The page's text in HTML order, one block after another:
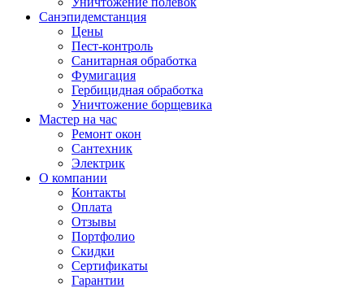
Санэпидемстанция
Цены
Пест-контроль
Санитарная обработка
Фумигация
Гербицидная обработка
Уничтожение борщевика
Мастер на час
Ремонт окон
Сантехник
Электрик
О компании
Контакты
Оплата
Отзывы
Портфолио
Скидки
Сертификаты
Гарантии